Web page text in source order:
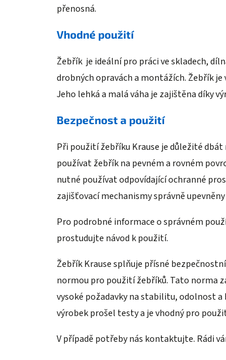
přenosná.
Vhodné použití
Žebřík je ideální pro práci ve skladech,
drobných opravách a montážích. Žebřík
Jeho lehká a malá váha je zajištěna díky
Bezpečnost a použití
Při použití žebříku Krause je důležité
používat žebřík na pevném a rovném
nutné používat odpovídající ochranné
zajišťovací mechanismy správně
Pro podrobné informace o správném
prostudujte návod k použití.
Žebřík Krause splňuje přísné
normou pro použití žebříků. Tato norma
vysoké požadavky na stabilitu, odolnost a
výrobek prošel testy a je vhodný pro
V případě potřeby nás kontaktujte. Rádi